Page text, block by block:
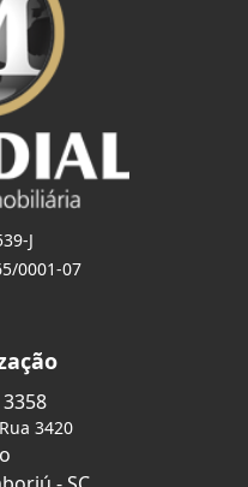
J
0001-07
3420